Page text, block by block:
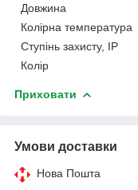
Довжина
Колірна температура
Ступінь захисту, IP
Колір
Приховати
Умови доставки
Нова Пошта